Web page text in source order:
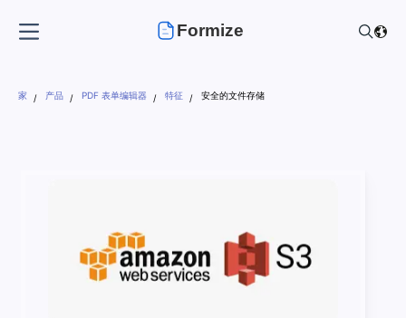
Formize
家 产品 PDF 表单编辑器 特征 安全的文件存储